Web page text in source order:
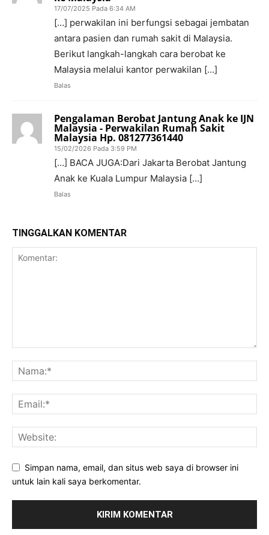
17/07/2025 Pada 6:34 AM
[…] perwakilan ini berfungsi sebagai jembatan
antara pasien dan rumah sakit di Malaysia.
Berikut langkah-langkah cara berobat ke
Malaysia melalui kantor perwakilan […]
Balas
Pengalaman Berobat Jantung Anak ke IJN
Malaysia - Perwakilan Rumah Sakit
Malaysia Hp. 081277361440
15/02/2026 Pada 3:59 PM
[…] BACA JUGA:Dari Jakarta Berobat Jantung
Anak ke Kuala Lumpur Malaysia […]
Balas
TINGGALKAN KOMENTAR
Simpan nama, email, dan situs web saya di browser ini
untuk lain kali saya berkomentar.